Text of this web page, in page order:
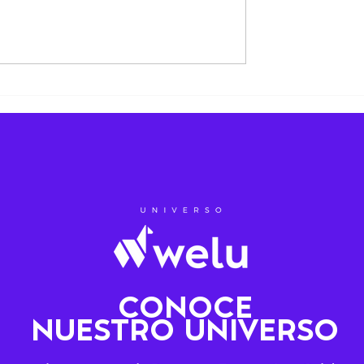
CONOCE
NUESTRO UNIVERSO